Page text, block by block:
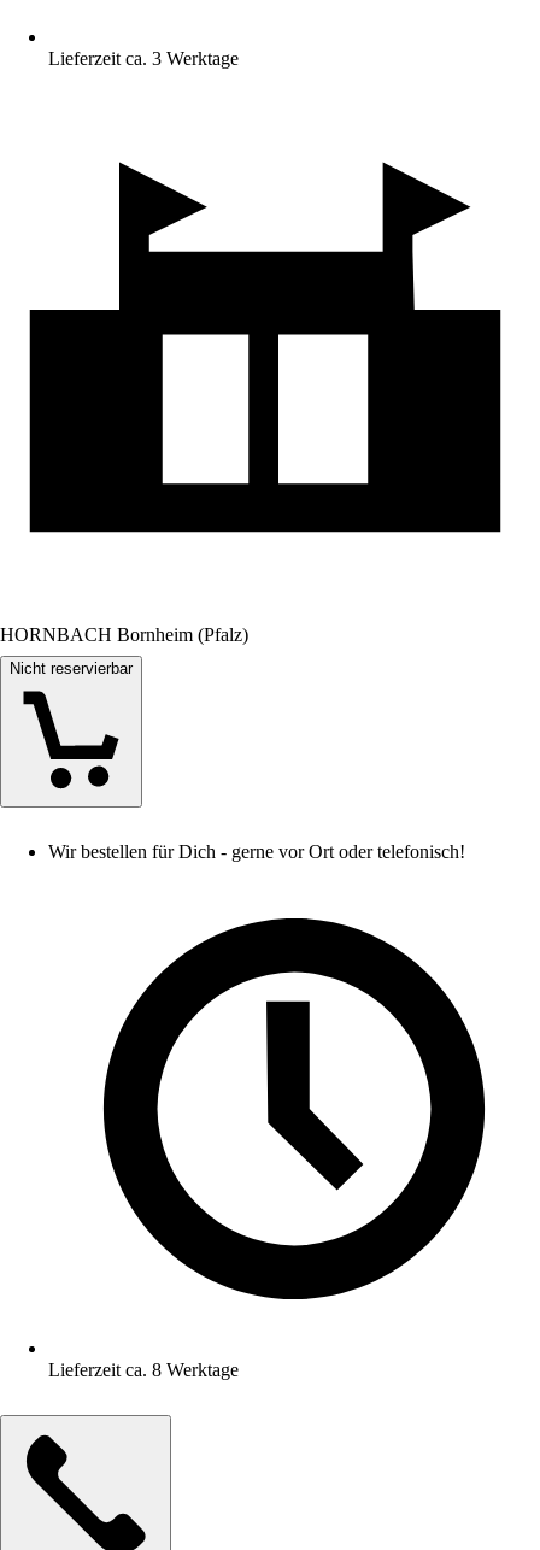
Lieferzeit ca. 3 Werktage
HORNBACH Bornheim (Pfalz)
Nicht reservierbar
Wir bestellen für Dich - gerne vor Ort oder telefonisch!
Lieferzeit ca. 8 Werktage